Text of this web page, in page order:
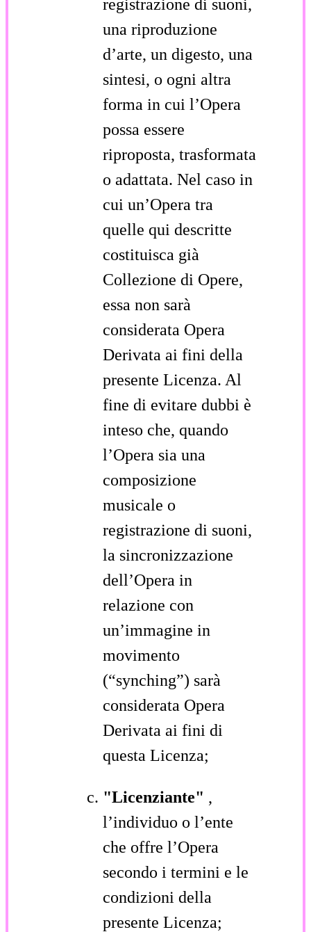
registrazione di suoni,
una riproduzione
d’arte, un digesto, una
sintesi, o ogni altra
forma in cui l’Opera
possa essere
riproposta, trasformata
o adattata. Nel caso in
cui un’Opera tra
quelle qui descritte
costituisca già
Collezione di Opere,
essa non sarà
considerata Opera
Derivata ai fini della
presente Licenza. Al
fine di evitare dubbi è
inteso che, quando
l’Opera sia una
composizione
musicale o
registrazione di suoni,
la sincronizzazione
dell’Opera in
relazione con
un’immagine in
movimento
(“synching”) sarà
considerata Opera
Derivata ai fini di
questa Licenza;
"Licenziante" ,
l’individuo o l’ente
che offre l’Opera
secondo i termini e le
condizioni della
presente Licenza;